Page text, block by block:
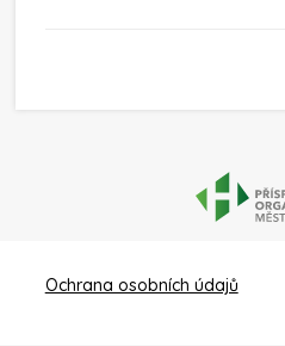
Ochrana osobních údajů